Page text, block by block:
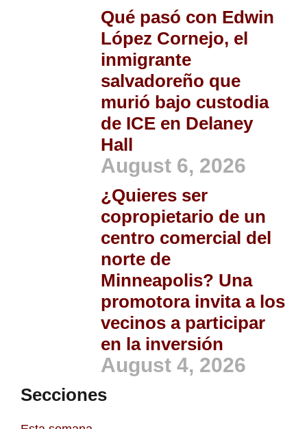
Qué pasó con Edwin
López Cornejo, el
inmigrante
salvadoreño que
murió bajo custodia
de ICE en Delaney
Hall
August 6, 2026
¿Quieres ser
copropietario de un
centro comercial del
norte de
Minneapolis? Una
promotora invita a los
vecinos a participar
en la inversión
August 4, 2026
Secciones